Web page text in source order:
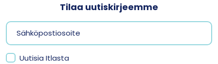
Tilaa uutiskirjeemme
Uutisia Itlasta